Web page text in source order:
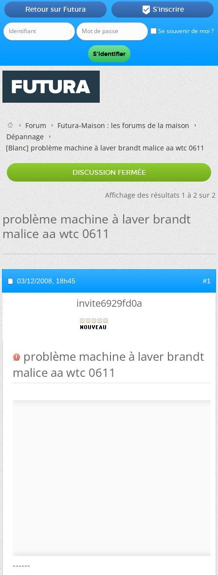
Se souvenir de moi ?
Retour sur Futura  S'inscrire
Forum
Futura-Maison : les forums de la maison
Dépannage
[Blanc]problème machine à laver brandt malice aa wtc 0611
DISCUSSION FERMÉE
Affichage des résultats 1 à 2 sur 2
problème machine à laver brandt
malice aa wtc 0611
03/12/2008, 18h45 #1
invite6929fd0a
problème machine à laver brandt
malice aa wtc 0611
------